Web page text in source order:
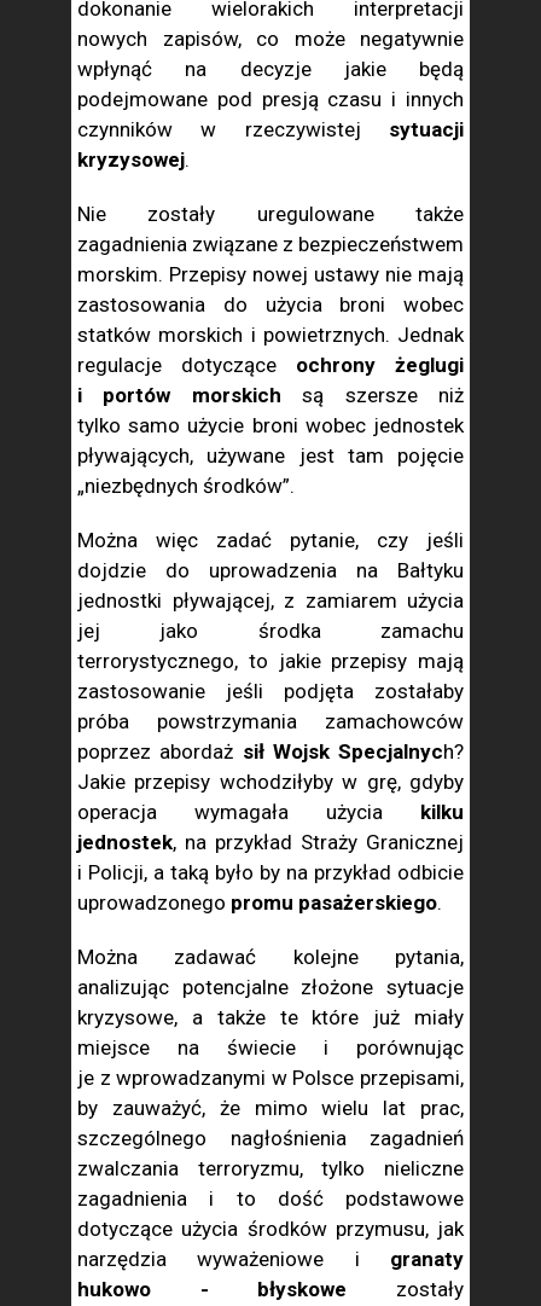
dokonanie wielorakich interpretacji
nowych zapisów, co może negatywnie
wpłynąć na decyzje jakie będą
podejmowane pod presją czasu i innych
czynników w rzeczywistej sytuacji
kryzysowej.
Nie zostały uregulowane także
zagadnienia związane z bezpieczeństwem
morskim. Przepisy nowej ustawy nie mają
zastosowania do użycia broni wobec
statków morskich i powietrznych. Jednak
regulacje dotyczące ochrony żeglugi
i portów morskich są szersze niż
tylko samo użycie broni wobec jednostek
pływających, używane jest tam pojęcie
„niezbędnych środków”.
Można więc zadać pytanie, czy jeśli
dojdzie do uprowadzenia na Bałtyku
jednostki pływającej, z zamiarem użycia
jej jako środka zamachu
terrorystycznego, to jakie przepisy mają
zastosowanie jeśli podjęta zostałaby
próba powstrzymania zamachowców
poprzez abordaż sił Wojsk Specjalnych?
Jakie przepisy wchodziłyby w grę, gdyby
operacja wymagała użycia kilku
jednostek, na przykład Straży Granicznej
i Policji, a taką było by na przykład odbicie
uprowadzonego promu pasażerskiego.
Można zadawać kolejne pytania,
analizując potencjalne złożone sytuacje
kryzysowe, a także te które już miały
miejsce na świecie i porównując
je z wprowadzanymi w Polsce przepisami,
by zauważyć, że mimo wielu lat prac,
szczególnego nagłośnienia zagadnień
zwalczania terroryzmu, tylko nieliczne
zagadnienia i to dość podstawowe
dotyczące użycia środków przymusu, jak
narzędzia wyważeniowe i granaty
hukowo - błyskowe zostały